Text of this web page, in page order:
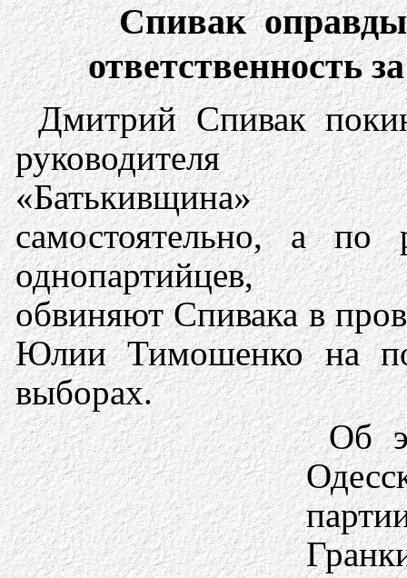
Спивак
ответственность
Дмитрий Спивак
руководителя
самостоятельно, а по
однопартийцев,
обвиняют Спивака в
Юлии Тимошенко на
выборах.
Об